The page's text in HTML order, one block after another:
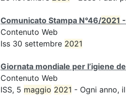
Comunicato Stampa N°46/2021
Contenuto Web
Iss 30 settembre 2021
Giornata mondiale per l’igiene
Contenuto Web
ISS, 5 maggio 2021 - Ogni anno,